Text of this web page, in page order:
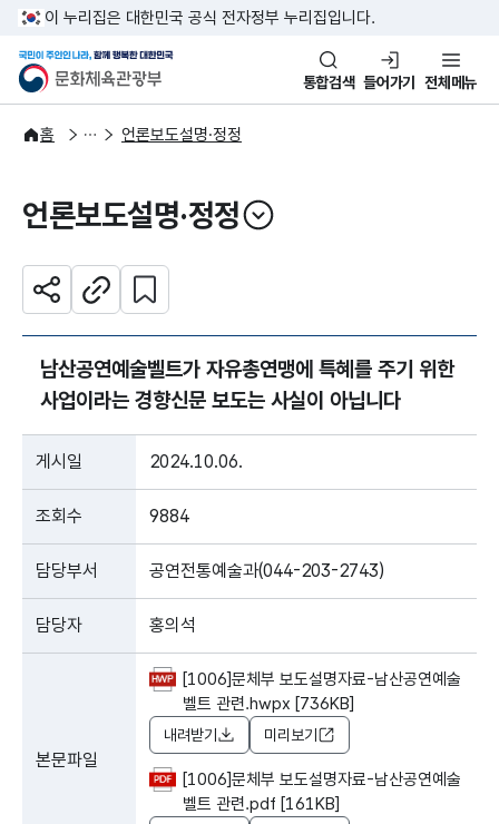
본문 바로가기
주메뉴 바로가기
이 누리집은 대한민국 공식 전자정부 누리집입니다.
문화체육관광부
국민이 주인인 나라, 함께 행복
통합검색 들어가기 전체메뉴
홈
알림·소식
보도·뉴스 언론보도설명·정정
언론보도설명·정정
열기
공유하기주소복사
관심 콘텐츠 설정하기
남산공연예술벨트가 자유총연맹에 특혜를 주기 위한
사업이라는 경향신문 보도는 사실이 아닙니다
게시일 2024.10.06.
조회수 9884
담당부서 공연전통예술과(044-203-2743)
담당자 홍의석
본문파일
[1006]문체부 보도설명자료-남산공연예술
벨트 관련.hwpx [736KB]
내려받기 미리보기
[1006]문체부 보도설명자료-남산공연예술
벨트 관련.pdf [161KB]